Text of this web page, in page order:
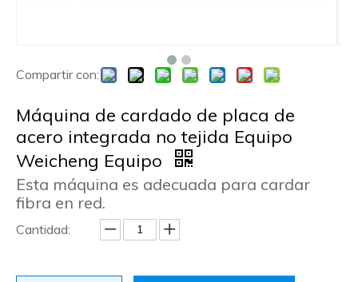
Compartir con:
Máquina de cardado de placa de
acero integrada no tejida Equipo
Weicheng Equipo
Esta máquina es adecuada para cardar
fibra en red.
Cantidad: